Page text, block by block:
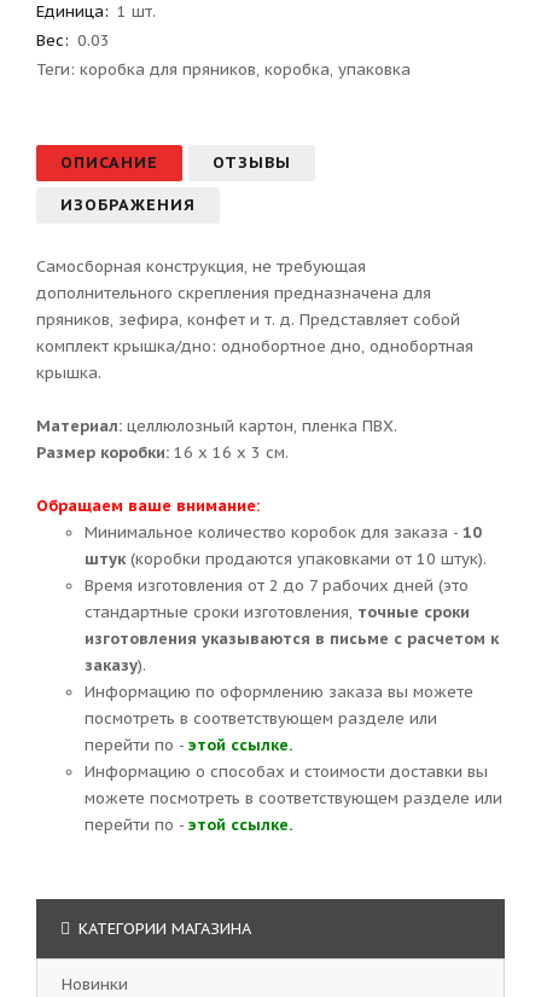
Единица: 1 шт.
Вес: 0.03
Теги: коробка для пряников, коробка, упаковка
ОПИСАНИЕ ОТЗЫВЫ
ИЗОБРАЖЕНИЯ
Самосборная конструкция, не требующая
дополнительного скрепления предназначена для
пряников, зефира, конфет и т. д. Представляет собой
комплект крышка/дно: однобортное дно, однобортная
крышка.
Материал: целлюлозный картон, пленка ПВХ.
Размер коробки: 16 х 16 х 3 см.
Обращаем ваше внимание:
Минимальное количество коробок для заказа - 10
штук(коробки продаются упаковками от 10 штук).
Время изготовления от 2 до 7 рабочих дней (это
стандартные сроки изготовления, точные сроки
изготовления указываются в письме с расчетом к
заказу).
Информацию по оформлению заказа вы можете
посмотреть в соответствующем разделе или
перейти по - этой ссылке.
Информацию о способах и стоимости доставки вы
можете посмотреть в соответствующем разделе или
перейти по - этой ссылке.
КАТЕГОРИИ МАГАЗИНА
Новинки